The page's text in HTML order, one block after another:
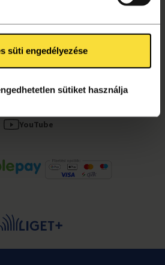
süti engedélyezése
sütiket használja
MINKET!
Facebook
YouTube